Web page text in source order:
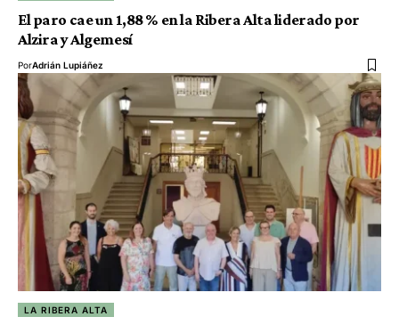
El paro cae un 1,88 % en la Ribera Alta liderado por
Alzira y Algemesí
PorAdrián Lupiáñez
LA RIBERA ALTA